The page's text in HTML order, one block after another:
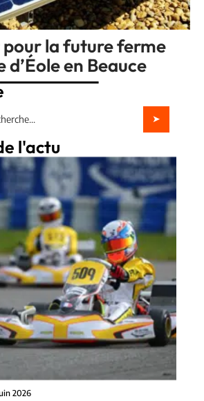
pour la future ferme
d’Éole en Beauce
l'actu
2026